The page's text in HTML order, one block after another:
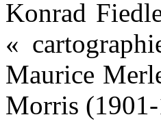
Konrad
«
Maurice
Morris